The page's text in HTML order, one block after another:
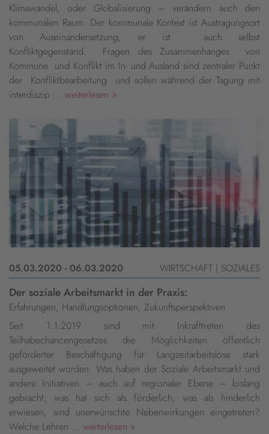
Klimawandel, oder Globalisierung – verändern auch den
kommunalen Raum. Der kommunale Kontext ist Austragungsort
von Auseinandersetzung, er ist auch selbst
Konfliktgegenstand. Fragen des Zusammenhanges von
Kommune und Konflikt im In- und Ausland sind zentraler Punkt
der Konfliktbearbeitung und sollen während der Tagung mit
interdiszip ... weiterlesen »
05.03.2020 - 06.03.2020 WIRTSCHAFT | SOZIALES
Der soziale Arbeitsmarkt in der Praxis:
Erfahrungen, Handlungsoptionen, Zukunftsperspektiven
Seit 1.1.2019 sind mit Inkrafttreten des
Teilhabechancengesetzes die Möglichkeiten öffentlich
geförderter Beschäftigung für Langzeitarbeitslose stark
ausgeweitet worden. Was haben der Soziale Arbeitsmarkt und
andere Initiativen – auch auf regionaler Ebene – bislang
gebracht, was hat sich als förderlich, was als hinderlich
erwiesen, sind unerwünschte Nebenwirkungen eingetreten?
Welche Lehren ... weiterlesen »